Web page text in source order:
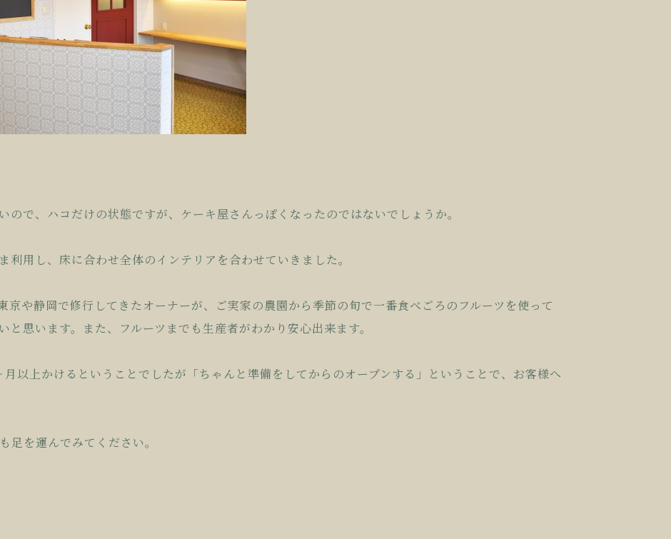
ので、ハコだけの状態ですが、ケーキ屋さんっぽくなったのではないでしょうか。
利用し、床に合わせ全体のインテリアを合わせていきました。
京や静岡で修行してきたオーナーが、ご実家の農園から季節の旬で一番食べごろのフルーツを使って
と思います。また、フルーツまでも生産者がわかり安心出来ます。
以上かけるということでしたが「ちゃんと準備をしてからのオープンする」ということで、お客様へ
足を運んでみてください。